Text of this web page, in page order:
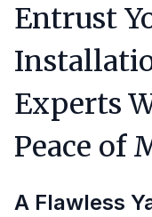
Entrust
Experts
Peace of
A Flawless